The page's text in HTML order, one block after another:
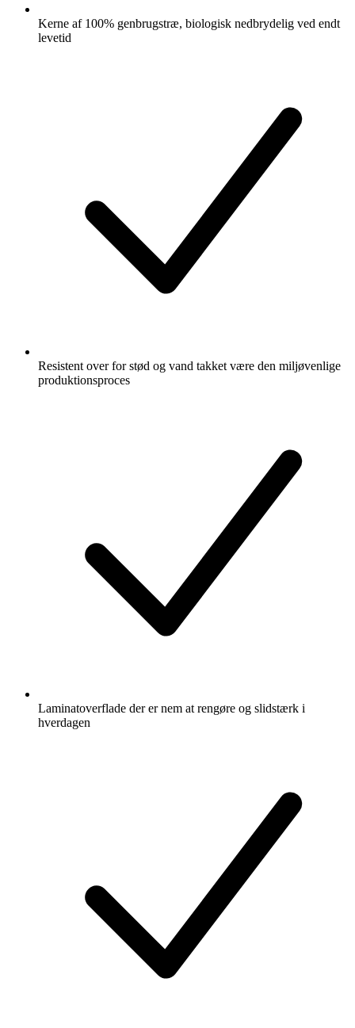
Kerne af 100% genbrugstræ, biologisk nedbrydelig ved endt
levetid
Resistent over for stød og vand takket være den miljøvenlige
produktionsproces
Laminatoverflade der er nem at rengøre og slidstærk i
hverdagen